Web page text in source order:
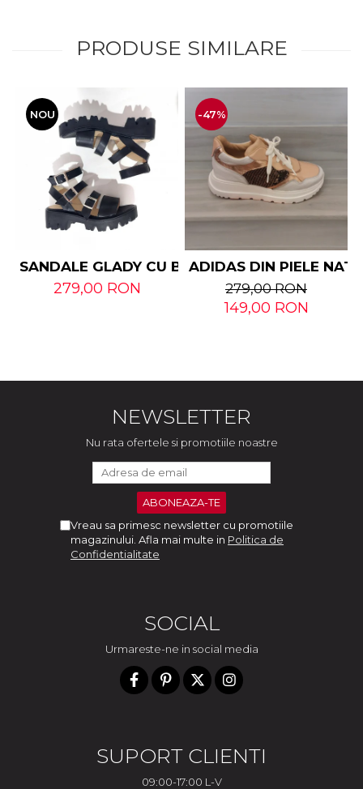
PRODUSE SIMILARE
NOU
SANDALE GLADY CU BARETE DIN PIELE
279,00 RON
-47%
ADIDAS DIN PIELE
279,00 RON
149,00 RON
NEWSLETTER
Nu rata ofertele si promotiile noastre
Vreau sa primesc newsletter cu promotiile
magazinului. Afla mai multe in Politica de
Confidentialitate
SOCIAL
Urmareste-ne in social media
SUPORT CLIENTI
09:00-17:00 L-V